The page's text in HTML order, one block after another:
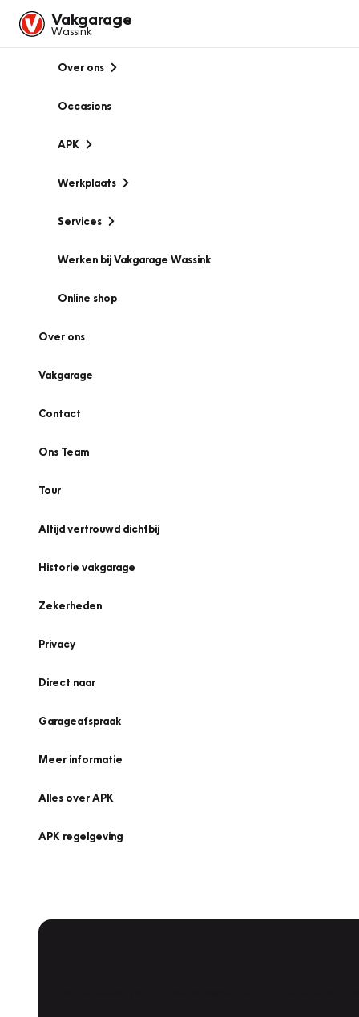
Vakgarage
Wassink
Over ons
Occasions
APK
Werkplaats
Services
Werken bij Vakgarage Wassink
Online shop
Over ons
Vakgarage
Contact
Ons Team
Tour
Altijd vertrouwd dichtbij
Historie vakgarage
Zekerheden
Privacy
Direct naar
Garageafspraak
Meer informatie
Alles over APK
APK regelgeving